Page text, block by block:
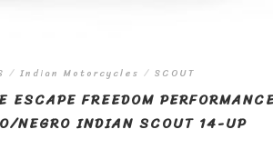
/ Indian Motorcycles / SCOUT
FREEDOM
NEGRO INDIAN SCOUT 14-UP